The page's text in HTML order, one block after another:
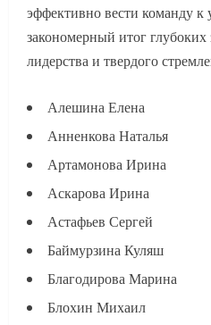
эффективно вести команду к
закономерный итог
лидерства и твердого
Алешина Елена
Анненкова Наталья
Артамонова Ирина
Аскарова Ирина
Астафьев Сергей
Баймурзина Куляш
Благодирова Марина
Блохин Михаил